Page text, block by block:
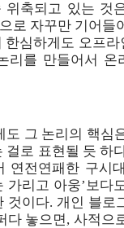
위축되고 있는 것
로 자꾸만 기어들
한심하게도 오프라
리를 만들어서 온
도 그 논리의 핵심
걸로 표현될 듯 하
연전연패한 구시
가리고 아웅’보다
것이다. 개인 블로
다 놓으면, 사적으